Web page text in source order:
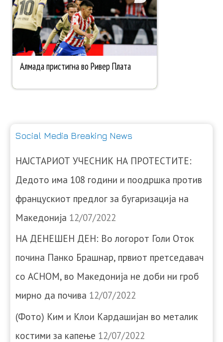
Social Media Breaking News
НАЈСТАРИОТ УЧЕСНИК НА ПРОТЕСТИТЕ:
Дедото има 108 години и поодршка против
францускиот предлог за бугаризација на
Македонија 12/07/2022
НА ДЕНЕШЕН ДЕН: Во логорот Голи Оток
почина Панко Брашнар, првиот претседавач
со АСНОМ, во Македонија не доби ни гроб
мирно да почива 12/07/2022
(Фото) Ким и Клои Кардашијан во металик
костими за капење 12/07/2022